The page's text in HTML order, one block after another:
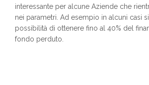
interessante per alcune Aziende che
nei parametri. Ad esempio in alcuni casi
possibilità di ottenere fino al 40% del
fondo perduto.